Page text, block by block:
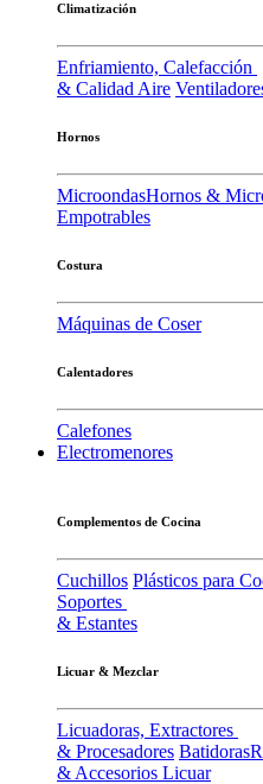
Climatización
Enfriamiento, Calefacción
& Calidad Aire
Hornos
MicroondasHornos &
Empotrables
Costura
Máquinas de Coser
Calentadores
Calefones
Electromenores
Complementos de Cocina
Cuchillos Plásticos para
Soportes
& Estantes
Licuar & Mezclar
Licuadoras, Extractores
& Procesadores Batidoras
& Accesorios Licuar